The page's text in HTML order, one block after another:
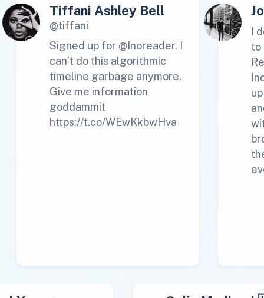
Tiffani Ashley Bell
@tiffani
Signed up for @Inoreader. I
can’t do this algorithmic
timeline garbage anymore.
Give me information
goddammit
https://t.co/WEwKkbwHva
I
to